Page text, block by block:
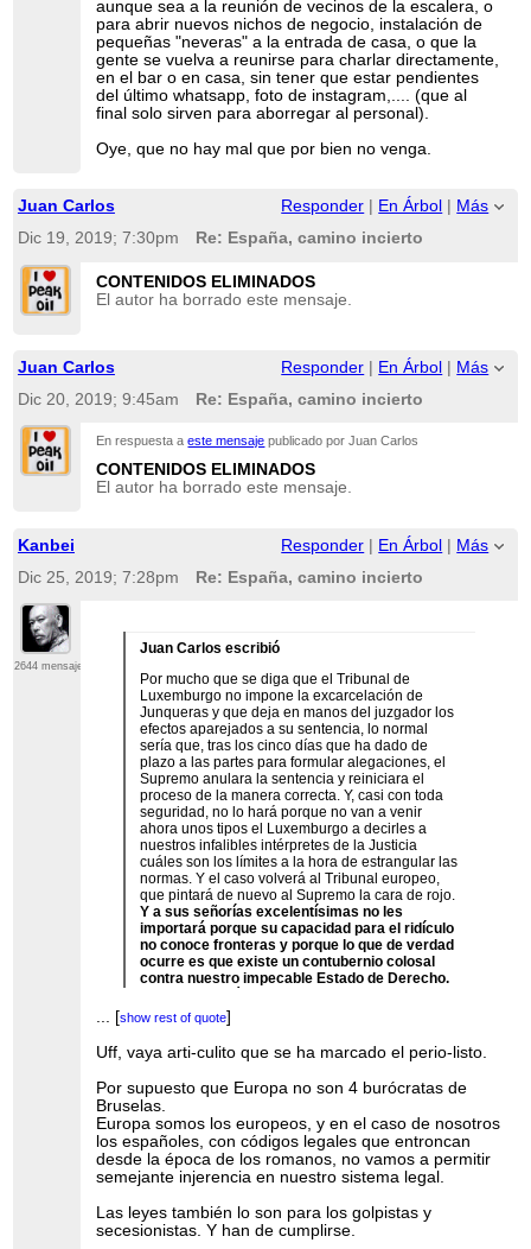
aunque sea a la reunión de vecinos de la escalera, o
para abrir nuevos nichos de negocio, instalación de
pequeñas "neveras" a la entrada de casa, o que la
gente se vuelva a reunirse para charlar directamente,
en el bar o en casa, sin tener que estar pendientes
del último whatsapp, foto de instagram,.... (que al
final solo sirven para aborregar al personal).
Oye, que no hay mal que por bien no venga.
Juan Carlos Responder En Árbol
Más
Dic 19, 2019; 7:30pm
Re: España, camino incierto
CONTENIDOS ELIMINADOS
El autor ha borrado este mensaje.
Juan Carlos Responder En Árbol
Más
Dic 20, 2019; 9:45am
Re: España, camino incierto
En respuesta aeste mensaje publicado por Juan Carlos
CONTENIDOS ELIMINADOS
El autor ha borrado este mensaje.
Kanbei Responder | En Árbol | Más
Dic 25, 2019; 7:28pm
Re: España, camino incierto
2644 mensajes
Juan Carlos escribió
Por mucho que se diga que el Tribunal de
Luxemburgo no impone la excarcelación de
Junqueras y que deja en manos del juzgador los
efectos aparejados a su sentencia, lo normal
sería que, tras los cinco días que ha dado de
plazo a las partes para formular alegaciones, el
Supremo anulara la sentencia y reiniciara el
proceso de la manera correcta. Y, casi con toda
seguridad, no lo hará porque no van a venir
ahora unos tipos el Luxemburgo a decirles a
nuestros infalibles intérpretes de la Justicia
cuáles son los límites a la hora de estrangular las
normas. Y el caso volverá al Tribunal europeo,
que pintará de nuevo al Supremo la cara de rojo.
Y a sus señorías excelentísimas no les
importará porque su capacidad para el ridículo
no conoce fronteras y porque lo que de verdad
ocurre es que existe un contubernio colosal
contra nuestro impecable Estado de Derecho.
independentista. Contra eso luchamos.
Fuente
... [show rest of quote]
Uff, vaya arti-culito que se ha marcado el perio-listo.
Por supuesto que Europa no son 4 burócratas de
Bruselas.
Europa somos los europeos, y en el caso de nosotros
los españoles, con códigos legales que entroncan
desde la época de los romanos, no vamos a permitir
semejante injerencia en nuestro sistema legal.
Las leyes también lo son para los golpistas y
secesionistas. Y han de cumplirse.